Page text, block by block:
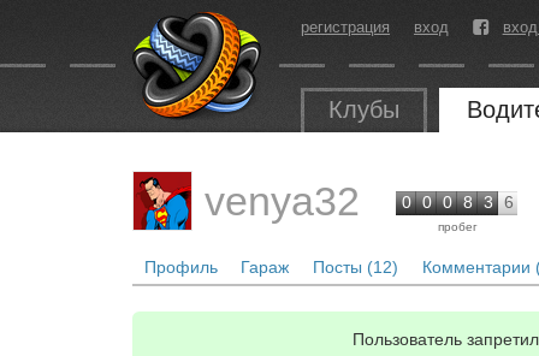
регистрация вход
Клубы
venya32 0 0 0 8 3 6
пробег
Профиль Гараж Посты (12) Комментарии
Пользователь